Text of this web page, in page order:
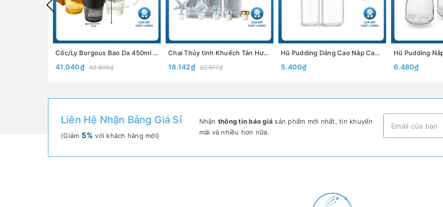
Cốc/Ly Borgous Bao Da 450ml Có Ống Hút– Cốc Thủy Tinh Bọc Da Có Nắp Đựng Nước- North Star Packing
41.040₫ 42.808₫
Chai Thủy tinh Khuếch Tán Hương Thơm Có nút 120ml, 200ml - Bình Thủy Tinh Decor Trang Trí - North Star Packing
18.142₫ 22.677₫
Hũ Pudding Dáng Cao Nắp Cao Su Không Nắp , Dung Tích 100ml 200ml - North Star Packing
5.400₫ 6.480₫
Liên Hệ Nhận Bảng Giá Sỉ
(Giảm 5% với khách hàng mới)
Nhận thông tin báo giásản phẩm mới nhất, tin khuyến
mãi và nhiều hơn nữa.